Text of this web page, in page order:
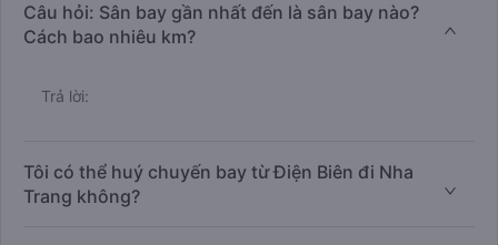
Câu hỏi: Sân bay gần nhất đến là sân bay nào?
Cách bao nhiêu km?
Trả lời:
Tôi có thể huý chuyến bay từ Điện Biên đi Nha
Trang không?